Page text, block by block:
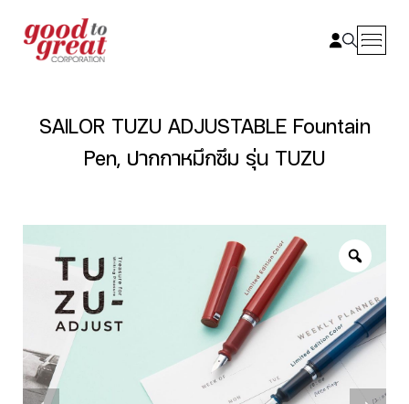
SAILOR TUZU ADJUSTABLE Fountain
Pen, ปากกาหมึกซึม รุ่น TUZU